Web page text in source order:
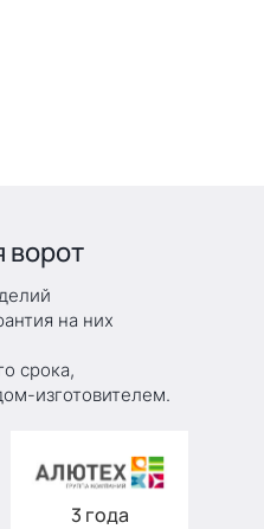
ворот
на них
срока,
изготовителем.
3 года